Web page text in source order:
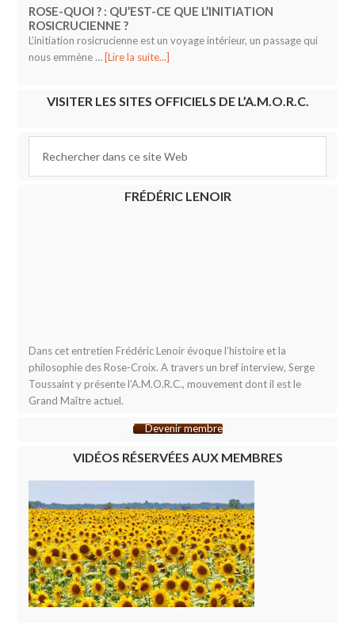
ROSE-QUOI ? : QU’EST-CE QUE L’INITIATION
ROSICRUCIENNE ?
L’initiation rosicrucienne est un voyage intérieur, un passage qui
nous emmène … [Lire la suite...]
VISITER LES SITES OFFICIELS DE L’A.M.O.R.C.
FRÉDÉRIC LENOIR
Dans cet entretien Frédéric Lenoir évoque l’histoire et la
philosophie des Rose-Croix. A travers un bref interview, Serge
Toussaint y présente l’A.M.O.R.C., mouvement dont il est le
Grand Maître actuel.
Devenir membre
VIDÉOS RÉSERVÉES AUX MEMBRES